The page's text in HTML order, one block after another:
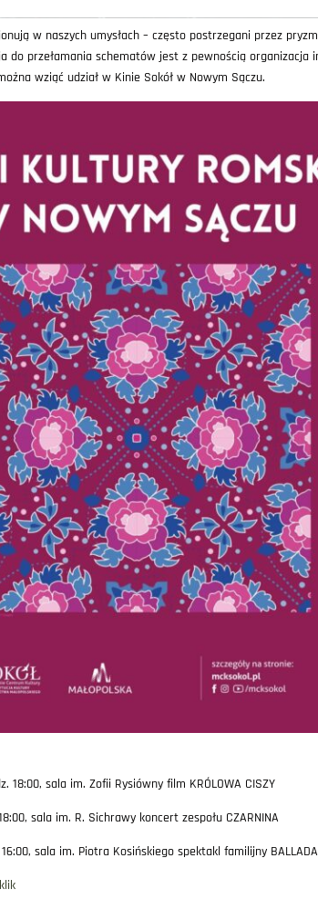
w naszych umysłach – często postrzegani przez
do przełamania schematów jest z pewnością
wziąć udział w Kinie Sokół w Nowym Sączu.
18:00, sala im. Zofii Rysiówny film KRÓLOWA CISZY
sala im. R. Sichrawy koncert zespołu CZARNINA
sala im. Piotra Kosińskiego spektakl familijny BALLADA
klik